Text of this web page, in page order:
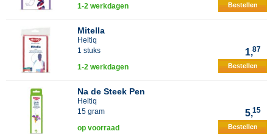
1-2 werkdagen Bestellen
Mitella
Heltiq
1 stuks
1,87
1-2 werkdagen Bestellen
Na de Steek Pen
Heltiq
15 gram
5,15
op voorraad Bestellen